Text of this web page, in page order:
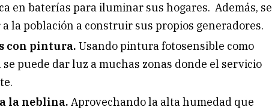
en baterías para iluminar sus hogares. Además, se
la población a construir sus propios generadores.
con pintura. Usando pintura fotosensible como
puede dar luz a muchas zonas donde el servicio
la neblina. Aprovechando la alta humedad que